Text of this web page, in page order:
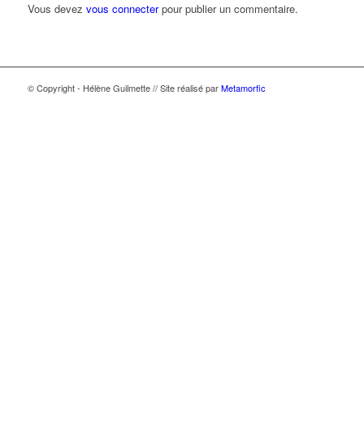
Vous devez vous connecterpour publier un commentaire.
© Copyright - Hélène Guilmette // Site réalisé parMetamorfic